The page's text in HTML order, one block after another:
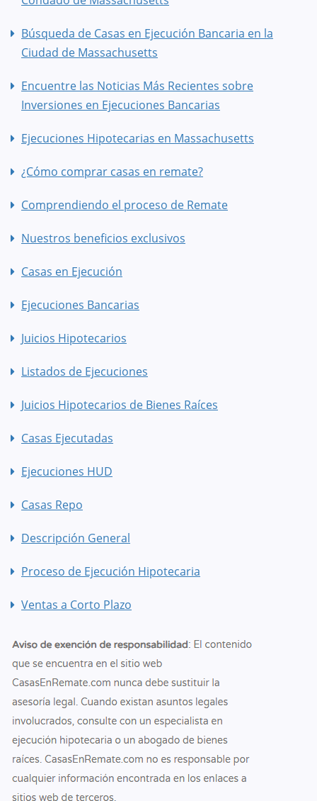
Búsqueda de Casas en Ejecución Bancaria en la
Ciudad de Massachusetts
Encuentre las Noticias Más Recientes sobre
Inversiones en Ejecuciones Bancarias
Ejecuciones Hipotecarias en Massachusetts
¿Cómo comprar casas en remate?
Comprendiendo el proceso de Remate
Nuestros beneficios exclusivos
Casas en Ejecución
Ejecuciones Bancarias
Juicios Hipotecarios
Listados de Ejecuciones
Juicios Hipotecarios de Bienes Raíces
Casas Ejecutadas
Ejecuciones HUD
Casas Repo
Descripción General
Proceso de Ejecución Hipotecaria
Ventas a Corto Plazo